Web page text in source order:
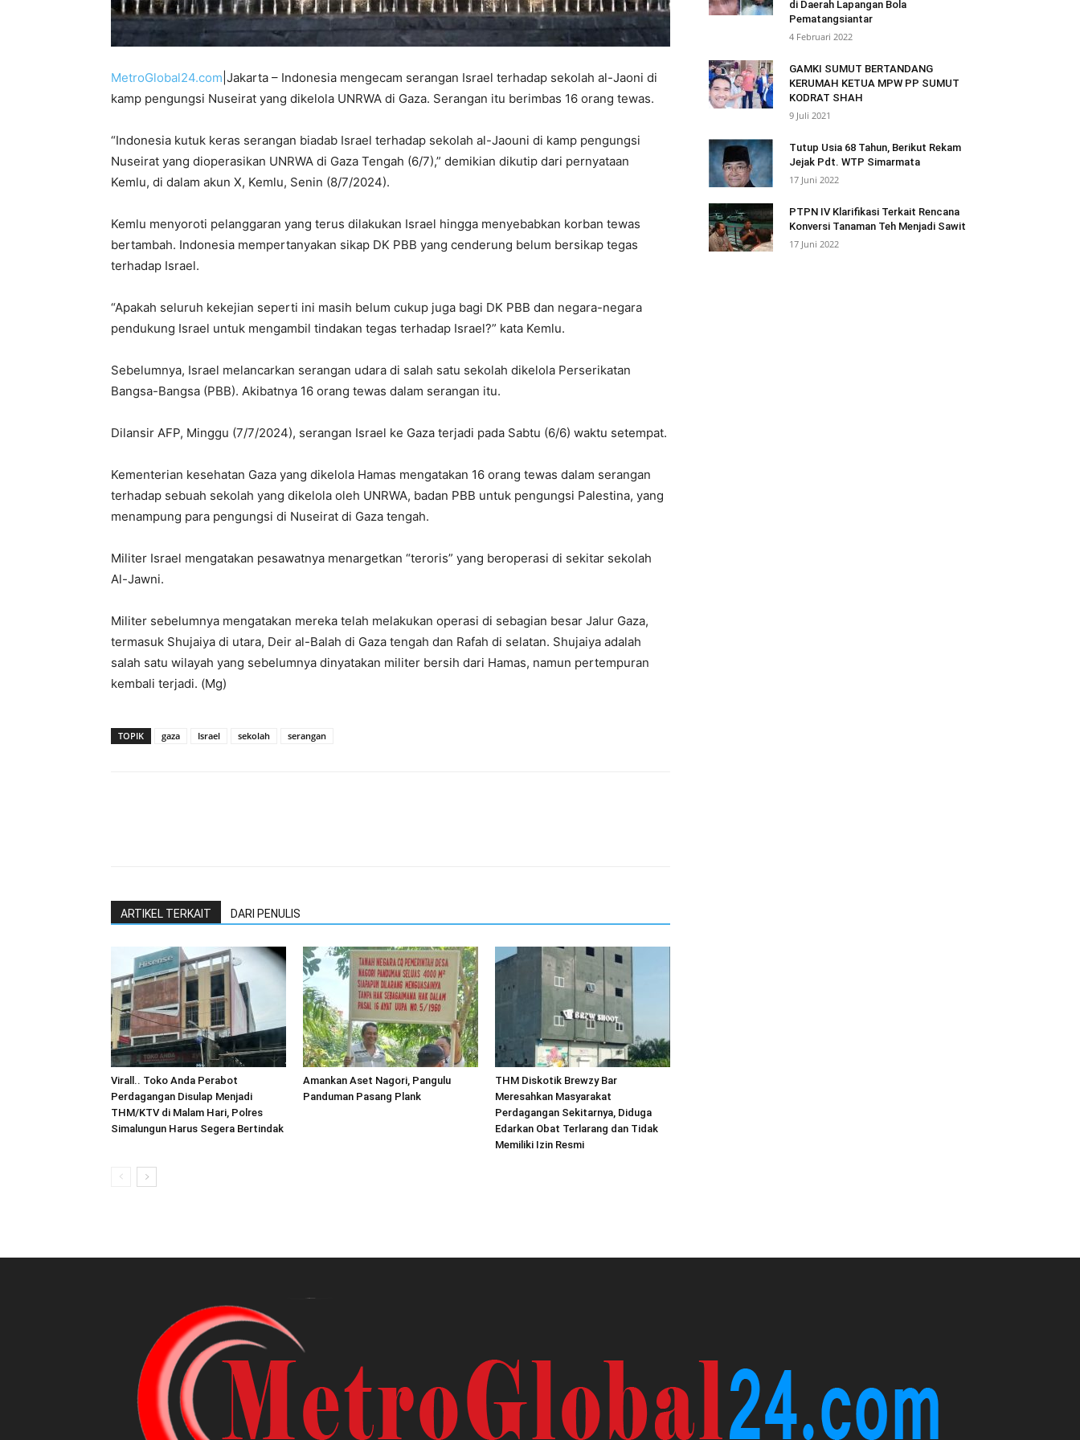
MetroGlobal24.com |Jakarta – Indonesia mengecam serangan Israel terhadap sekolah al-Jaoni di
kamp pengungsi Nuseirat yang dikelola UNRWA di Gaza. Serangan itu berimbas 16 orang tewas.
“Indonesia kutuk keras serangan biadab Israel terhadap sekolah al-Jaouni di kamp pengungsi
Nuseirat yang dioperasikan UNRWA di Gaza Tengah (6/7),” demikian dikutip dari pernyataan
Kemlu, di dalam akun X, Kemlu, Senin (8/7/2024).
Kemlu menyoroti pelanggaran yang terus dilakukan Israel hingga menyebabkan korban tewas
bertambah. Indonesia mempertanyakan sikap DK PBB yang cenderung belum bersikap tegas
terhadap Israel.
“Apakah seluruh kekejian seperti ini masih belum cukup juga bagi DK PBB dan negara-negara
pendukung Israel untuk mengambil tindakan tegas terhadap Israel?” kata Kemlu.
Sebelumnya, Israel melancarkan serangan udara di salah satu sekolah dikelola Perserikatan
Bangsa-Bangsa (PBB). Akibatnya 16 orang tewas dalam serangan itu.
Dilansir AFP, Minggu (7/7/2024), serangan Israel ke Gaza terjadi pada Sabtu (6/6) waktu setempat.
Kementerian kesehatan Gaza yang dikelola Hamas mengatakan 16 orang tewas dalam serangan
terhadap sebuah sekolah yang dikelola oleh UNRWA, badan PBB untuk pengungsi Palestina, yang
menampung para pengungsi di Nuseirat di Gaza tengah.
Militer Israel mengatakan pesawatnya menargetkan “teroris” yang beroperasi di sekitar sekolah
Al-Jawni.
Militer sebelumnya mengatakan mereka telah melakukan operasi di sebagian besar Jalur Gaza,
termasuk Shujaiya di utara, Deir al-Balah di Gaza tengah dan Rafah di selatan. Shujaiya adalah
salah satu wilayah yang sebelumnya dinyatakan militer bersih dari Hamas, namun pertempuran
kembali terjadi. (Mg)
TOPIK gaza Israel sekolah serangan
ARTIKEL TERKAIT DARI PENULIS
Virall.. Toko Anda Perabot
Perdagangan Disulap Menjadi
THM/KTV di Malam Hari, Polres
Simalungun Harus Segera Bertindak
Amankan Aset Nagori, Pangulu
Panduman Pasang Plank
THM Diskotik Brewzy Bar
Meresahkan Masyarakat
Perdagangan Sekitarnya, Diduga
Edarkan Obat Terlarang dan Tidak
Memiliki Izin Resmi
di Daerah Lapangan Bola
Pematangsiantar
4 Februari 2022
GAMKI SUMUT BERTANDANG
KERUMAH KETUA MPW PP SUMUT
KODRAT SHAH
9 Juli 2021
Tutup Usia 68 Tahun, Berikut Rekam
Jejak Pdt. WTP Simarmata
17 Juni 2022
PTPN IV Klarifikasi Terkait Rencana
Konversi Tanaman Teh Menjadi Sawit
17 Juni 2022